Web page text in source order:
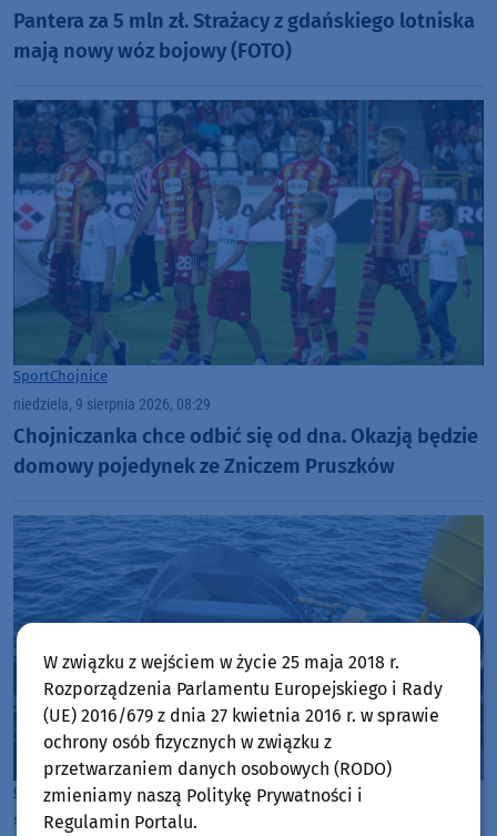
Pantera za 5 mln zł. Strażacy z gdańskiego lotniska
mają nowy wóz bojowy (FOTO)
SportChojnice
niedziela, 9 sierpnia 2026, 08:29
Chojniczanka chce odbić się od dna. Okazją będzie
domowy pojedynek ze Zniczem Pruszków
Gmina Chojnice
sobota, 8 sierpnia 2026, 12:38
W związku z wejściem w życie 25 maja 2018 r.
Rozporządzenia Parlamentu Europejskiego i Rady
(UE) 2016/679 z dnia 27 kwietnia 2016 r. w sprawie
ochrony osób fizycznych w związku z
przetwarzaniem danych osobowych (RODO)
zmieniamy naszą Politykę Prywatności i
Regulamin Portalu.